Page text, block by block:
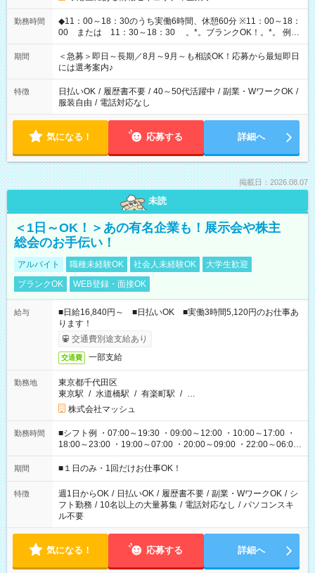
勤務時間
◆11：00～18：30のうち実働6時間、休憩60分 ※11：00～18：
00 または 11：30～18：30 。*。ブランクOK！。*。 例え
ば前職が、 在宅/財団法人/事務/コールセンター/受付/販売/カフェ
スタッフ スイーツ販売/ホテルフロント/化粧品販売/など 様々な
業界から入社して活躍されています♪
期間
＜急募＞即日～長期／8月～9月～も相談OK！応募から最短即日
には選考案内♪
特徴 日払いOK / 履歴書不要 / 40～50代活躍中 / 副業・WワークOK /
服装自由 / 電話対応なし
気になる！ 応募する 詳細へ
掲載日：2026.08.07
未読
＜1日～OK！＞あの有名企業も！展示会や株主
総会のお手伝い！
アルバイト 職種未経験OK 社会人未経験OK
大学生歓迎
ブランクOK
WEB登録・面接OK
給与
■日給16,840円～ ■日払いOK ■実働3時間5,120円のお仕事あ
ります！
交通費別途支給あり
交通費 一部支給
勤務地
東京都千代田区
東京駅 / 水道橋駅 / 有楽町駅 / …
株式会社マッシュ
勤務時間
■シフト例 ・07:00～19:30 ・09:00～12:00 ・10:00～17:00 ・
18:00～23:00 ・19:00～07:00 ・20:00～09:00 ・22:00～06:00
etc ★最短で3時間で5,120円のお仕事から 15時間で2万円近く稼
げるお仕事も！ ご希望のお時間に合わせてご紹介！ ※シフトは
ください！
期間 ■１日のみ・1回だけお仕事OK！
特徴 週1日からOK / 日払いOK / 履歴書不要 / 副業・WワークOK / シ
フト勤務 / 10名以上の大量募集 / 電話対応なし / パソコンスキ
ル不要
気になる！ 応募する 詳細へ